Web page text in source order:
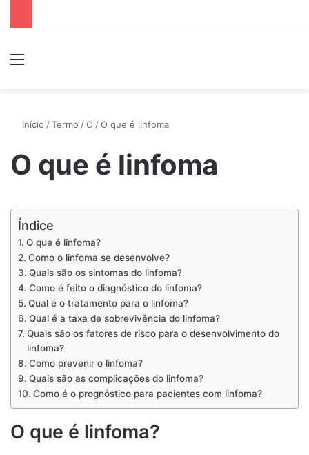
Início /Termo /O /O que é linfoma
O que é linfoma
Índice
O que é linfoma?
Como o linfoma se desenvolve?
Quais são os sintomas do linfoma?
Como é feito o diagnóstico do linfoma?
Qual é o tratamento para o linfoma?
Qual é a taxa de sobrevivência do linfoma?
Quais são os fatores de risco para o desenvolvimento do
linfoma?
Como prevenir o linfoma?
Quais são as complicações do linfoma?
Como é o prognóstico para pacientes com linfoma?
O que é linfoma?